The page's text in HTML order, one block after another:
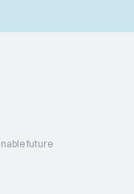
future